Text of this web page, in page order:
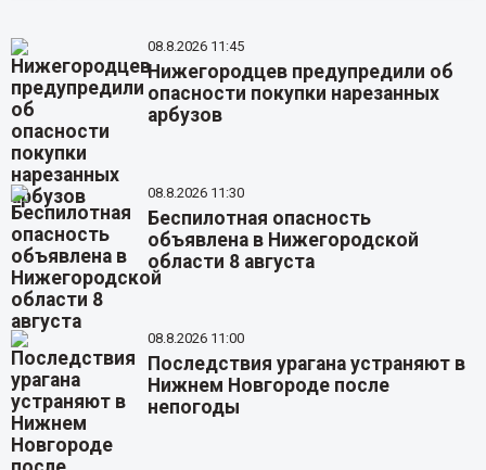
08.8.2026 11:45
Нижегородцев предупредили об
опасности покупки нарезанных
арбузов
08.8.2026 11:30
Беспилотная опасность
объявлена в Нижегородской
области 8 августа
08.8.2026 11:00
Последствия урагана устраняют в
Нижнем Новгороде после
непогоды